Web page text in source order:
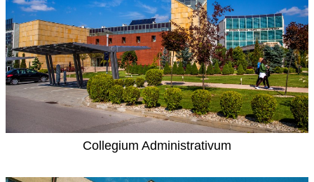
Collegium Administrativum